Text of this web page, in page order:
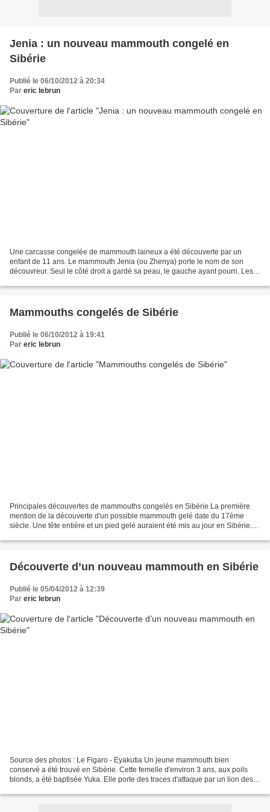
Jenia : un nouveau mammouth congelé en
Sibérie
Publié le 06/10/2012 à 20:34
Par eric lebrun
Une carcasse congelée de mammouth laineux a été découverte par un
enfant de 11 ans. Le mammouth Jenia (ou Zhenya) porte le nom de son
découvreur. Seul le côté droit a gardé sa peau, le gauche ayant pourri. Les
Mammouths congelés de Sibérie
Publié le 06/10/2012 à 19:41
Par eric lebrun
Principales découvertes de mammouths congelés en Sibérie La première
mention de la découverte d'un possible mammouth gelé date du 17ème
siècle. Une tête entière et un pied gelé auraient été mis au jour en Sibérie.
Découverte d’un nouveau mammouth en Sibérie
Publié le 05/04/2012 à 12:39
Par eric lebrun
Source des photos : Le Figaro - Eyakutia Un jeune mammouth bien
conservé a été trouvé en Sibérie. Cette femelle d'environ 3 ans, aux poils
blonds, a été baptisée Yuka. Elle porte des traces d'attaque par un lion des